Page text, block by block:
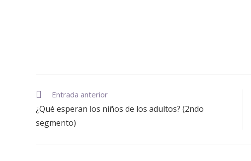
Entrada anterior
¿Qué esperan los niños de los adultos? (2ndo
segmento)